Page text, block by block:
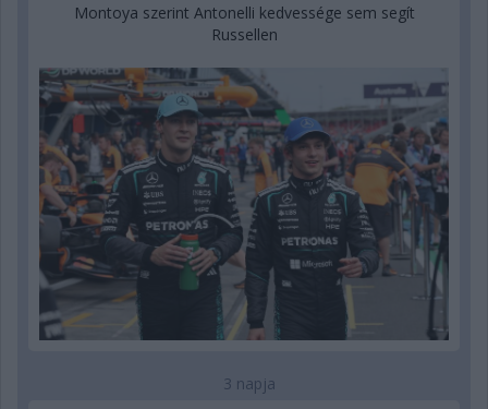
Montoya szerint Antonelli kedvessége sem segít
Russellen
3 napja